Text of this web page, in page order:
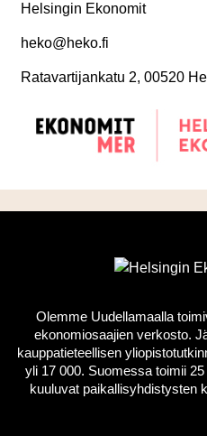
Helsingin Ekonomit
heko@heko.fi
Ratavartijankatu 2, 00520
Olemme Uudellamaalla
ekonomiosaajien verkosto.
kauppatieteellisen
yli 17 000. Suomessa toimii
kuuluvat paikallisyhdistysten